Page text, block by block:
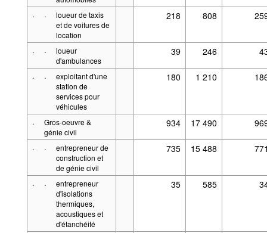
· ·
loueur de taxis
et de voitures de
location
218 808
· ·
loueur
d'ambulances
39 246
· ·
exploitant d'une
station de
services pour
véhicules
180 1 210
·
Gros-oeuvre &
génie civil
934 17 490
· ·
entrepreneur de
construction et
de génie civil
735 15 488
· ·
entrepreneur
d'isolations
thermiques,
acoustiques et
d'étanchéité
35 585